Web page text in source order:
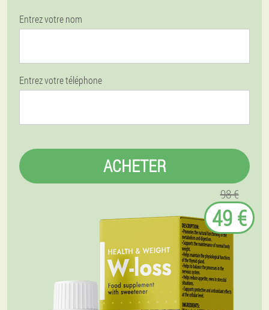
Entrez votre nom
Entrez votre téléphone
ACHETER
98 €
49 €